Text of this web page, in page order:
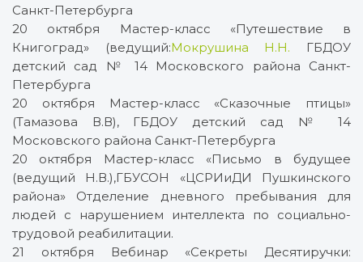
Санкт-Петербурга
20 октября Мастер-класс «Путешествие в
Книгоград» (ведущий:Мокрушина Н.Н. ГБДОУ
детский сад № 14 Московского района Санкт-
Петербурга
20 октября Мастер-класс «Сказочные птицы»
(Тамазова В.В), ГБДОУ детский сад № 14
Московского района Санкт-Петербурга
20 октября Мастер-класс «Письмо в будущее
(ведущий Н.В.),ГБУСОН «ЦСРИиДИ Пушкинского
района» Отделение дневного пребывания для
людей с нарушением интеллекта по социально-
трудовой реабилитации.
21 октября Вебинар «Секреты Десятиручки: